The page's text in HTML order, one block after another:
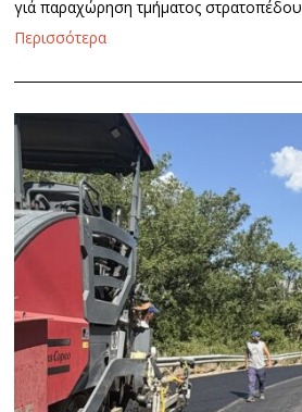
γιά παραχώρηση τμήματος στρατοπέδου
Περισσότερα